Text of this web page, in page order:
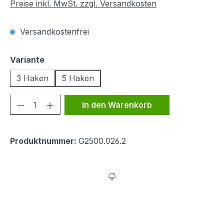
Preise inkl. MwSt. zzgl. Versandkosten
Versandkostenfrei
Varianteauswählen
3 Haken
5 Haken
Produkt Anzahl: Gib den
In den Warenkorb
Produktnummer: G2500.026.2